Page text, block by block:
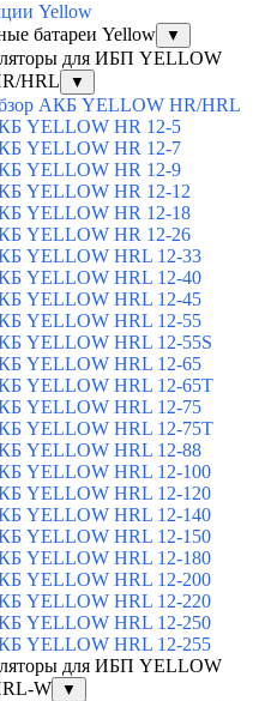
Yellow
батареи Yellow
▼
для ИБП YELLOW
HRL
▼
АКБ YELLOW HR/HRL
YELLOW HR 12-5
YELLOW HR 12-7
YELLOW HR 12-9
YELLOW HR 12-12
YELLOW HR 12-18
YELLOW HR 12-26
YELLOW HRL 12-33
YELLOW HRL 12-40
YELLOW HRL 12-45
YELLOW HRL 12-55
YELLOW HRL 12-55S
YELLOW HRL 12-65
YELLOW HRL 12-65T
YELLOW HRL 12-75
YELLOW HRL 12-75Т
YELLOW HRL 12-88
YELLOW HRL 12-100
YELLOW HRL 12-120
YELLOW HRL 12-140
YELLOW HRL 12-150
YELLOW HRL 12-180
YELLOW HRL 12-200
YELLOW HRL 12-220
YELLOW HRL 12-250
YELLOW HRL 12-255
для ИБП YELLOW
W
▼